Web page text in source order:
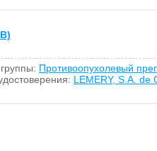
Противоопухолевый
LEMERY, S.A. de